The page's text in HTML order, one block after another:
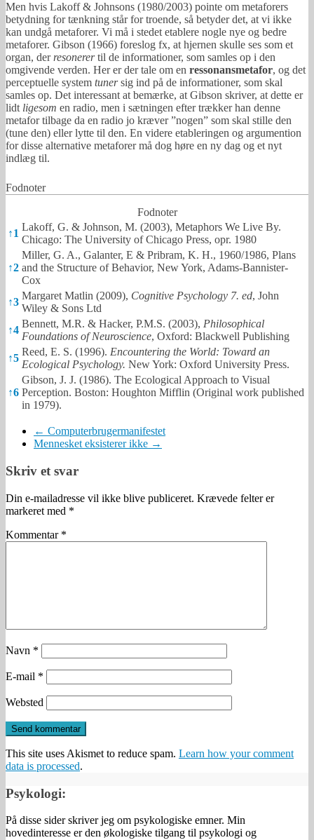
Men hvis Lakoff & Johnsons (1980/2003) pointe om metaforers
betydning for tænkning står for troende, så betyder det, at vi ikke
kan undgå metaforer. Vi må i stedet etablere nogle nye og bedre
metaforer. Gibson (1966) foreslog fx, at hjernen skulle ses som et
organ, derresonerertil de informationer, som samles op i den
omgivende verden. Her er der tale om en ressonansmetafor, og det
perceptuelle system tunersig ind på de informationer, som skal
samles op. Det interessant at bemærke, at Gibson skriver, at dette er
lidt ligesom en radio, men i sætningen efter trækker han denne
metafor tilbage da en radio jo kræver ”nogen” som skal stille den
(tune den) eller lytte til den. En videre etableringen og argumention
for disse alternative metaforer må dog høre en ny dag og et nyt
indlæg til.
Fodnoter
Fodnoter
↑1
Lakoff, G. & Johnson, M. (2003), Metaphors We Live By.
Chicago: The University of Chicago Press, opr. 1980
↑2
Miller, G. A., Galanter, E & Pribram, K. H., 1960/1986, Plans
and the Structure of Behavior, New York, Adams-Bannister-
Cox
↑3
Margaret Matlin (2009), Cognitive Psychology 7. ed, John
Wiley & Sons Ltd
↑4
Bennett, M.R. & Hacker, P.M.S. (2003), Philosophical
Foundations of Neuroscience, Oxford: Blackwell Publishing
↑5
Reed, E. S. (1996). Encountering the World: Toward an
Ecological Psychology. New York: Oxford University Press.
↑6
Gibson, J. J. (1986). The Ecological Approach to Visual
Perception. Boston: Houghton Mifflin (Original work published
in 1979).
← Computerbrugermanifestet
Mennesket eksisterer ikke →
Skriv et svar
Din e-mailadresse vil ikke blive publiceret. Krævede felter er
markeret med *
Kommentar *
Navn *
E-mail *
Websted
This site uses Akismet to reduce spam. Learn how your comment
data is processed.
Psykologi:
På disse sider skriver jeg om psykologiske emner. Min
hovedinteresse er den økologiske tilgang til psykologi og